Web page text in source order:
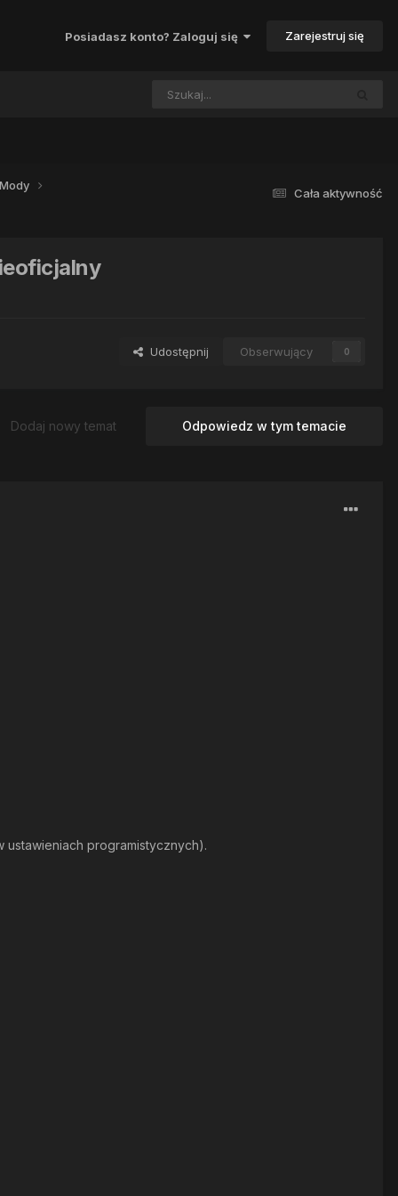
Posiadasz konto? Zaloguj się Zarejestruj się
Cała aktywność
Udostępnij Obserwujący 0
Odpowiedz w tym temacie
Dodaj nowy temat
ustawieniach programistycznych).